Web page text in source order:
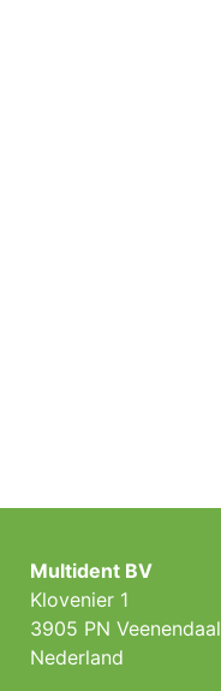
Multident BV
Klovenier 1
3905 PN Veenendaal
Nederland ​